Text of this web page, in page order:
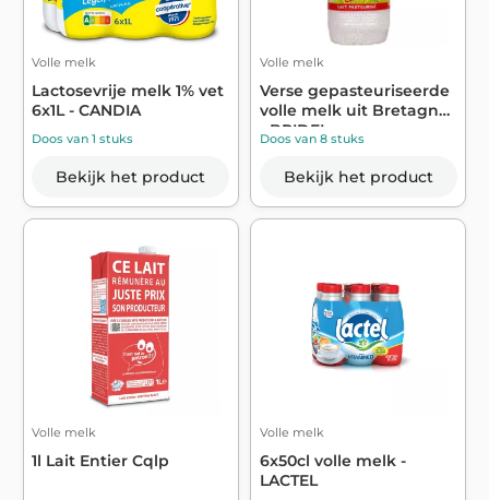
Volle melk
Lactosevrije melk 1% vet
6x1L - CANDIA
Doos van 1 stuks
Bekijk het product
Volle melk
Verse gepasteuriseerde
volle melk uit Bretagne
- BRIDEL
Doos van 8 stuks
Bekijk het product
Volle melk
1l Lait Entier Cqlp
Volle melk
6x50cl volle melk -
LACTEL